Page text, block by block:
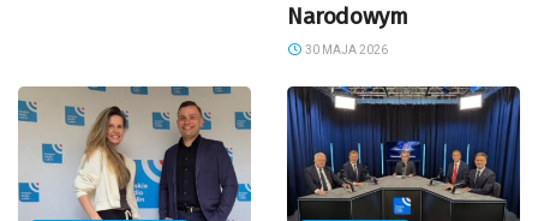
Narodowym
30 MAJA 2026